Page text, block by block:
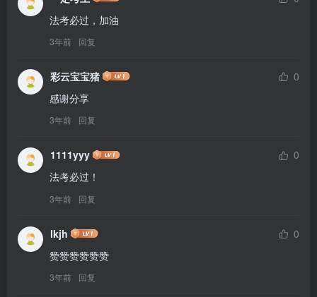
法考必过，加油
3年前 回复
彩云宝宝猪
0
感谢分享
3年前 回复
1111yyy
0
法考必过！
3年前 回复
lkjh
0
赞赞赞赞赞赞
3年前 回复